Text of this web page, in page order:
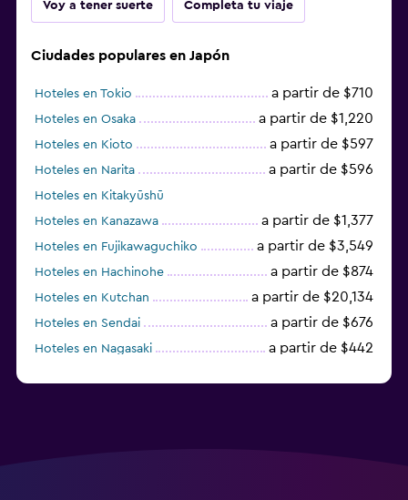
Voy a tener suerte Completa tu viaje
Ciudades populares en Japón
Hoteles en Tokio a partir de $710
Hoteles en Osaka a partir de $1,220
Hoteles en Kioto a partir de $597
Hoteles en Narita a partir de $596
Hoteles en Kitakyūshū
Hoteles en Kanazawa
a partir de $1,377
Hoteles en Fujikawaguchiko a partir de $3,549
Hoteles en Hachinohe a partir de $874
Hoteles en Kutchan a partir de $20,134
Hoteles en Sendai a partir de $676
Hoteles en Nagasaki a partir de $442